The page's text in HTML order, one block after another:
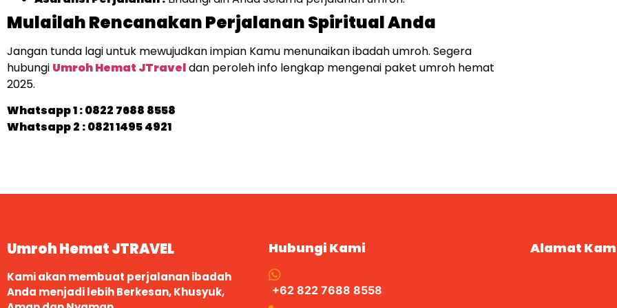
Mulailah Rencanakan Perjalanan Spiritual Anda
Jangan tunda lagi untuk mewujudkan impian Kamu menunaikan ibadah umroh. Segera
hubungi Umroh Hemat JTraveldan peroleh info lengkap mengenai paket umroh hemat
2025.
Whatsapp 1 :0822 7688 8558
Whatsapp 2 : 0821 1495 4921
Umroh Hemat JTRAVEL
Kami akan membuat perjalanan ibadah
Anda menjadi lebih Berkesan, Khusyuk,
Hubungi Kami
+62 822 7688 8558
Alamat